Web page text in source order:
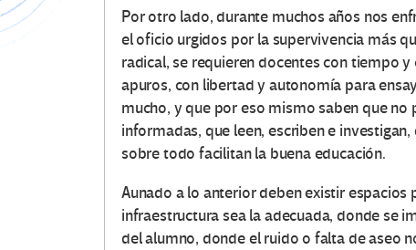
Por otro lado, durante muchos años nos
el oficio urgidos por la supervivencia más
radical, se requieren docentes con tiempo
apuros, con libertad y autonomía para
mucho, y que por eso mismo saben que
informadas, que leen, escriben e
sobre todo facilitan la buena educación.
Aunado a lo anterior deben existir
infraestructura sea la adecuada, donde se
del alumno, donde el ruido o falta de aseo